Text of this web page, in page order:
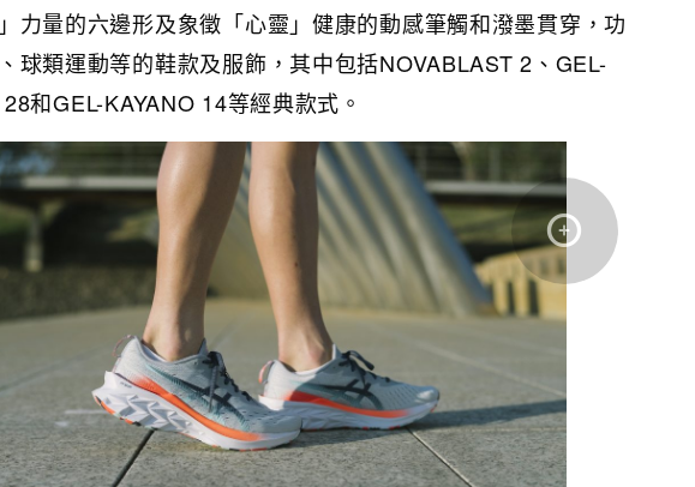
力量的六邊形及象徵「心靈」健康的動感筆觸和潑墨貫穿，功
球類運動等的鞋款及服飾，其中包括NOVABLAST 2、GEL-
和GEL-KAYANO 14等經典款式。